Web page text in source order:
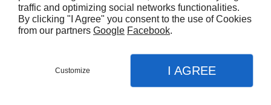
GEL DE CONTACT UNI’GEL
traffic and optimizing social networks functionalities.
By clicking "I Agree" you consent to the use of Cookies
from our partners Google Facebook.
Customize I AGREE